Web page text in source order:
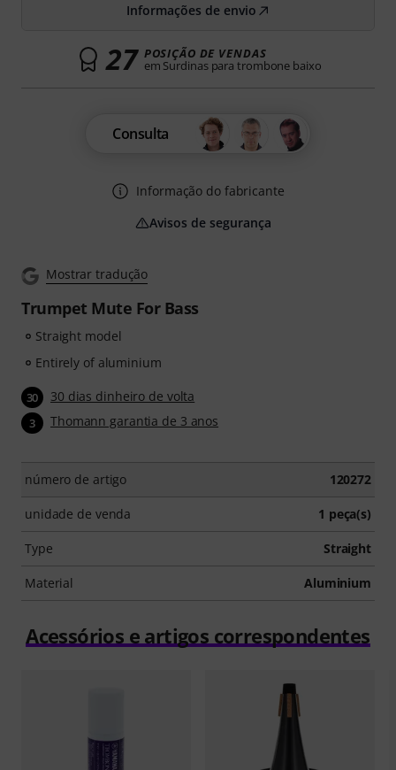
Mostrar tradução
Trumpet Mute For Bass
Straight model
Entirely of aluminium
30 30 dias dinheiro de volta
3 Thomann garantia de 3 anos
número de artigo 120272
unidade de venda 1 peça(s)
Type Straight
Material Aluminium
Informações de envio
27 POSIÇÃO DE VENDAS
em Surdinas para trombone baixo
Consulta
Informação do fabricante
Avisos de segurança
Acessórios e artigos correspondentes